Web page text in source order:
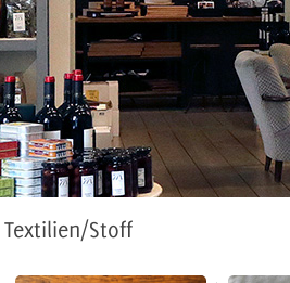
Textilien/Stoff